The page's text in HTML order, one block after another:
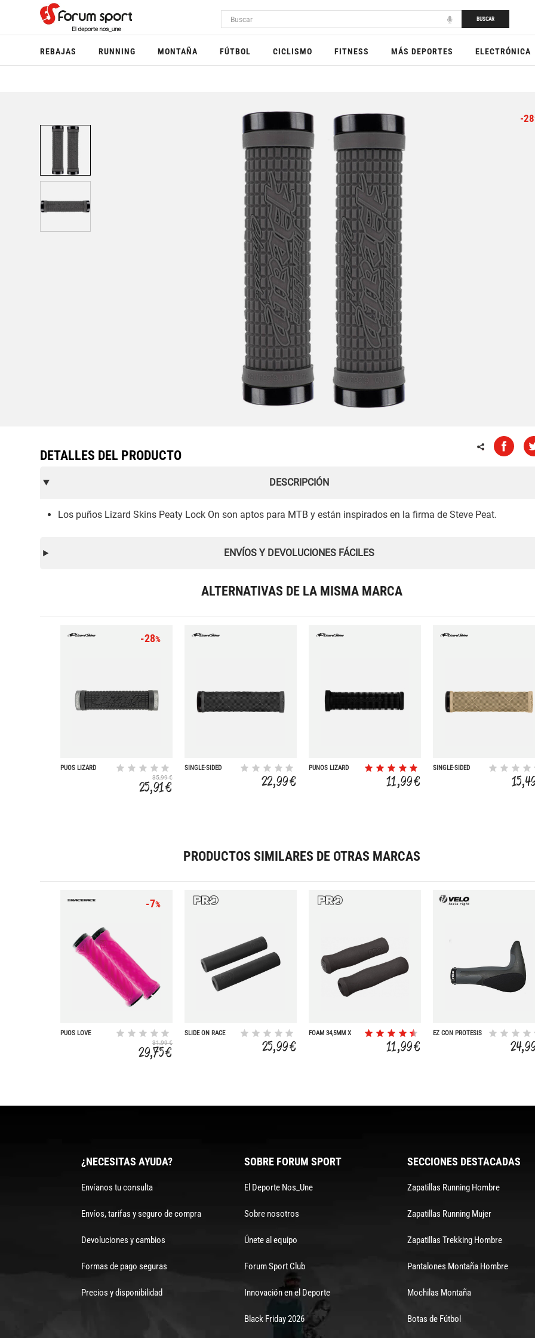
BUSCAR
REBAJAS RUNNING MONTAÑA FÚTBOL CICLISMO FITNESS MÁS DEPORTES ELECTRÓNICA
-28
DETALLES DEL PRODUCTO
DESCRIPCIÓN
Los puños Lizard Skins Peaty Lock On son aptos para MTB y están inspirados en la firma de Steve Peat.
ENVÍOS Y DEVOLUCIONES FÁCILES
ALTERNATIVAS DE LA MISMA MARCA
-28%
PUOS LIZARD
35,99 €
25,91 €
SINGLE-SIDED
22,99 €
PUÑOS LIZARD
11,99 €
SINGLE-SIDED
PRODUCTOS SIMILARES DE OTRAS MARCAS
-7%
PUOS LOVE
31,99 €
29,75 €
SLIDE ON RACE
25,99 €
FOAM 34,5MM X
11,99 €
EZ CON PROTESIS
¿NECESITAS AYUDA?
Envíanos tu consulta
Envíos, tarifas y seguro de compra
Devoluciones y cambios
Formas de pago seguras
Precios y disponibilidad
SOBRE FORUM SPORT
El Deporte Nos_Une
Sobre nosotros
Únete al equipo
Forum Sport Club
Innovación en el Deporte
Black Friday 2026
SECCIONES DESTACADAS
Zapatillas Running Hombre
Zapatillas Running Mujer
Zapatillas Trekking Hombre
Pantalones Montaña Hombre
Mochilas Montaña
Botas de Fútbol